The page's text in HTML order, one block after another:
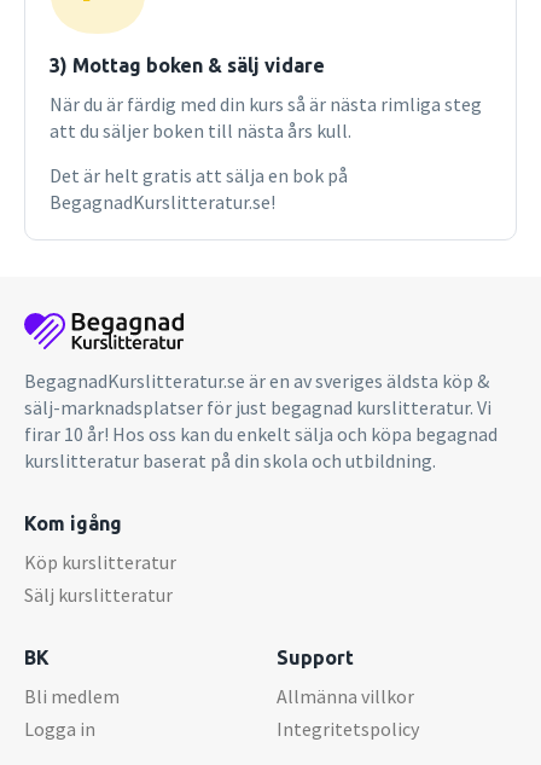
3) Mottag boken & sälj vidare
När du är färdig med din kurs så är nästa rimliga steg
att du säljer boken till nästa års kull.
Det är helt gratis att sälja en bok på
BegagnadKurslitteratur.se!
BegagnadKurslitteratur.se är en av sveriges äldsta köp &
sälj-marknadsplatser för just begagnad kurslitteratur. Vi
firar 10 år! Hos oss kan du enkelt sälja och köpa begagnad
kurslitteratur baserat på din skola och utbildning.
Kom igång
Köp kurslitteratur
Sälj kurslitteratur
BK
Bli medlem
Logga in
Support
Allmänna villkor
Integritetspolicy